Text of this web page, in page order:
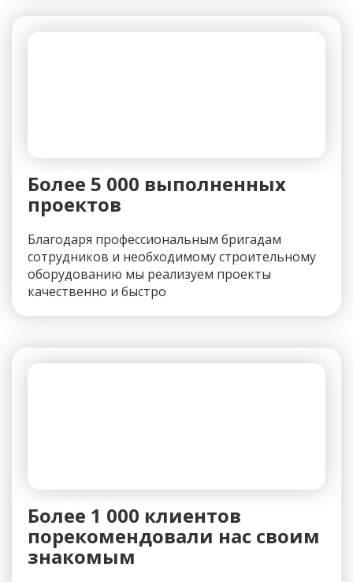
5 000+
Более 5 000 выполненных
проектов
Благодаря профессиональным бригадам
сотрудников и необходимому строительному
оборудованию мы реализуем проекты
качественно и быстро
1 000+
Более 1 000 клиентов
порекомендовали нас своим
знакомым